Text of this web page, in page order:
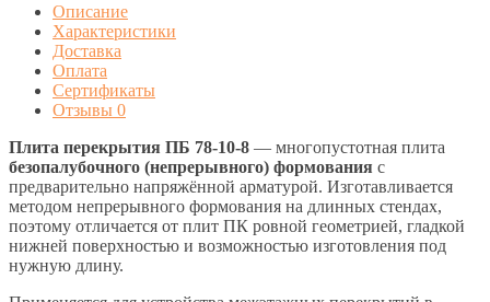
Описание
Характеристики
Доставка
Оплата
Сертификаты
Отзывы 0
Плита перекрытия ПБ 78-10-8 — многопустотная плита
безопалубочного (непрерывного) формования с
предварительно напряжённой арматурой. Изготавливается
методом непрерывного формования на длинных стендах,
поэтому отличается от плит ПК ровной геометрией, гладкой
нижней поверхностью и возможностью изготовления под
нужную длину.